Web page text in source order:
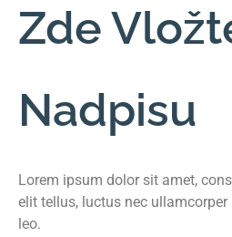
Zde
Nadpisu
Lorem ipsum dolor sit amet,
elit tellus, luctus nec
leo.